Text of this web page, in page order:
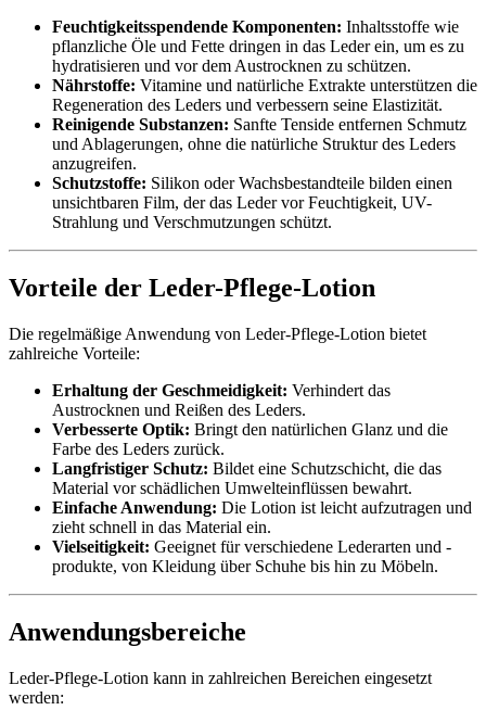
Feuchtigkeitsspendende Komponenten: Inhaltsstoffe wie
pflanzliche Öle und Fette dringen in das Leder ein, um es zu
hydratisieren und vor dem Austrocknen zu schützen.
Nährstoffe: Vitamine und natürliche Extrakte unterstützen die
Regeneration des Leders und verbessern seine Elastizität.
Reinigende Substanzen: Sanfte Tenside entfernen Schmutz
und Ablagerungen, ohne die natürliche Struktur des Leders
anzugreifen.
Schutzstoffe: Silikon oder Wachsbestandteile bilden einen
unsichtbaren Film, der das Leder vor Feuchtigkeit, UV-
Strahlung und Verschmutzungen schützt.
Vorteile der Leder-Pflege-Lotion
Die regelmäßige Anwendung von Leder-Pflege-Lotion bietet
zahlreiche Vorteile:
Erhaltung der Geschmeidigkeit: Verhindert das
Austrocknen und Reißen des Leders.
Verbesserte Optik: Bringt den natürlichen Glanz und die
Farbe des Leders zurück.
Langfristiger Schutz: Bildet eine Schutzschicht, die das
Material vor schädlichen Umwelteinflüssen bewahrt.
Einfache Anwendung: Die Lotion ist leicht aufzutragen und
zieht schnell in das Material ein.
Vielseitigkeit: Geeignet für verschiedene Lederarten und -
produkte, von Kleidung über Schuhe bis hin zu Möbeln.
Anwendungsbereiche
Leder-Pflege-Lotion kann in zahlreichen Bereichen eingesetzt
werden: